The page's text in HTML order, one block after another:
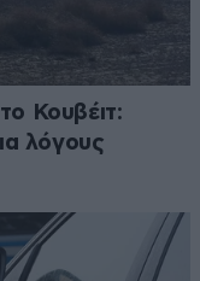
Κουβέιτ:
λόγους